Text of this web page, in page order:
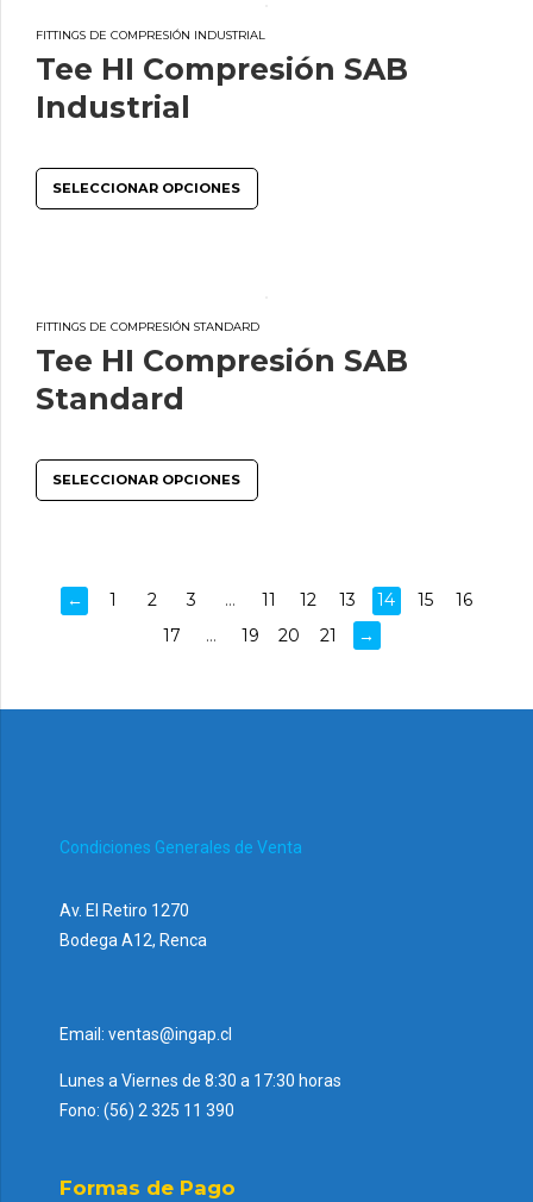
FITTINGS DE COMPRESIÓN INDUSTRIAL
Tee HI Compresión SAB
Industrial
SELECCIONAR OPCIONES
FITTINGS DE COMPRESIÓN STANDARD
Tee HI Compresión SAB
Standard
SELECCIONAR OPCIONES
← 1 2 3 … 11 12 13 14 15
16
17
… 19 20 21 →
Condiciones Generales de Venta
Av. El Retiro 1270
Bodega A12, Renca
Email: ventas@ingap.cl
Lunes a Viernes de 8:30 a 17:30 horas
Fono: (56) 2 325 11 390
Formas de Pago